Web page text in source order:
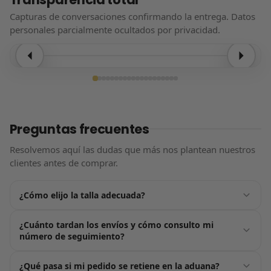
Capturas de conversaciones confirmando la entrega. Datos
personales parcialmente ocultados por privacidad.
Preguntas frecuentes
Resolvemos aquí las dudas que más nos plantean nuestros
clientes antes de comprar.
¿Cómo elijo la talla adecuada?
guía de tallas, pensada para ayudarte a acertar a la
primera. Por lo general, nuestros productos tallan de forma
¿Cuánto tardan los envíos y cómo consulto mi
número de seguimiento?
¿Qué pasa si mi pedido se retiene en la aduana?